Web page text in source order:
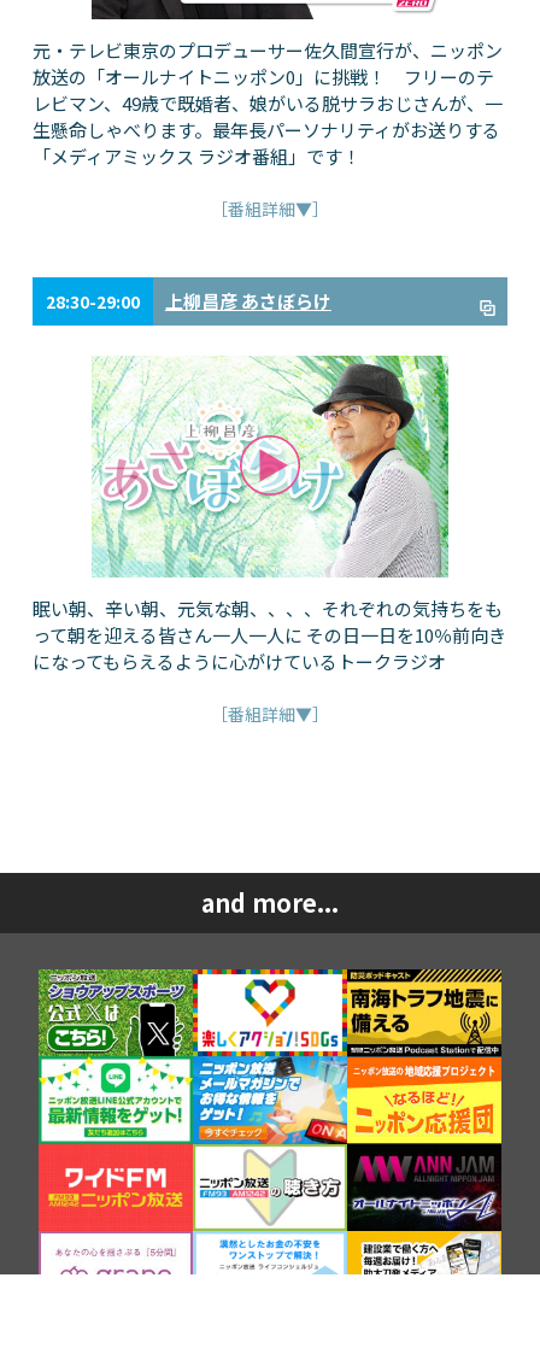
元・テレビ東京のプロデューサー佐久間宣行が、ニッポン
放送の「オールナイトニッポン0」に挑戦！ フリーのテ
レビマン、49歳で既婚者、娘がいる脱サラおじさんが、一
生懸命しゃべります。最年長パーソナリティがお送りする
「メディアミックス ラジオ番組」です！
［番組詳細▼］
28:30-29:00 上柳昌彦 あさぼらけ
眠い朝、辛い朝、元気な朝、、、、それぞれの気持ちをも
って朝を迎える皆さん一人一人に その日一日を10％前向き
になってもらえるように心がけているトークラジオ
［番組詳細▼］
and more...